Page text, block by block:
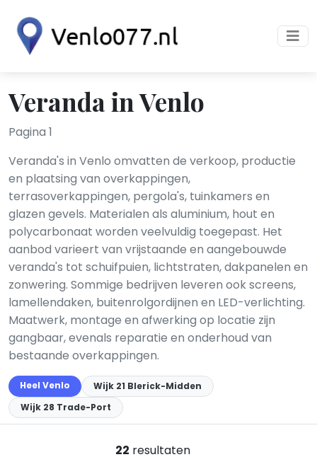
Veranda in Venlo
Pagina 1
Veranda's in Venlo omvatten de verkoop, productie
en plaatsing van overkappingen,
terrasoverkappingen, pergola's, tuinkamers en
glazen gevels. Materialen als aluminium, hout en
polycarbonaat worden veelvuldig toegepast. Het
aanbod varieert van vrijstaande en aangebouwde
veranda's tot schuifpuien, lichtstraten, dakpanelen en
zonwering. Sommige bedrijven leveren ook screens,
lamellendaken, buitenrolgordijnen en LED-verlichting.
Maatwerk, montage en afwerking op locatie zijn
gangbaar, evenals reparatie en onderhoud van
bestaande overkappingen.
Heel Venlo
Wijk 21 Blerick-Midden
Wijk 28 Trade-Port
22 resultaten